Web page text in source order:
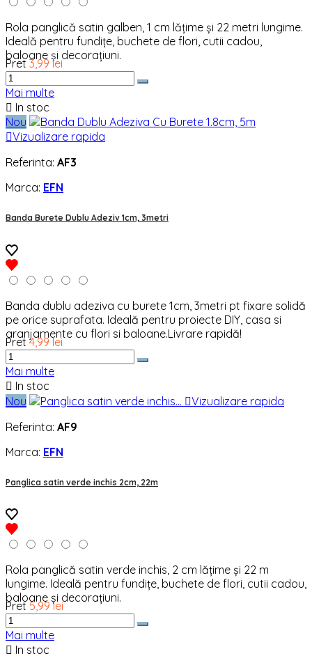
Rola panglică satin galben, 1 cm lățime și 22 metri lungime.
Ideală pentru fundițe, buchete de flori, cutii cadou,
baloane și decorațiuni.
Pret 3,99 lei
Mai multe
 In stoc
Nou
Vizualizare rapida
Referinta: AF3
Marca: EFN
Banda Burete Dublu Adeziv 1cm, 3metri
Banda dublu adeziva cu burete 1cm, 3metri pt fixare solidă
pe orice suprafata. Ideală pentru proiecte DIY, casa si
aranjamente cu flori si baloane.Livrare rapidă!
Pret 4,99 lei
Mai multe
 In stoc
Nou
Vizualizare rapida
Referinta: AF9
Marca: EFN
Panglica satin verde inchis 2cm, 22m
Rola panglică satin verde inchis, 2 cm lățime și 22 m
lungime. Ideală pentru fundițe, buchete de flori, cutii cadou,
baloane și decorațiuni.
Pret 5,99 lei
Mai multe
 In stoc